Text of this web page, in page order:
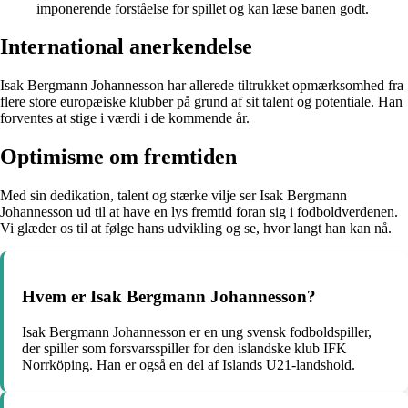
imponerende forståelse for spillet og kan læse banen godt.
International anerkendelse
Isak Bergmann Johannesson har allerede tiltrukket opmærksomhed fra
flere store europæiske klubber på grund af sit talent og potentiale. Han
forventes at stige i værdi i de kommende år.
Optimisme om fremtiden
Med sin dedikation, talent og stærke vilje ser Isak Bergmann
Johannesson ud til at have en lys fremtid foran sig i fodboldverdenen.
Vi glæder os til at følge hans udvikling og se, hvor langt han kan nå.
Hvem er Isak Bergmann Johannesson?
Isak Bergmann Johannesson er en ung svensk fodboldspiller,
der spiller som forsvarsspiller for den islandske klub IFK
Norrköping. Han er også en del af Islands U21-landshold.